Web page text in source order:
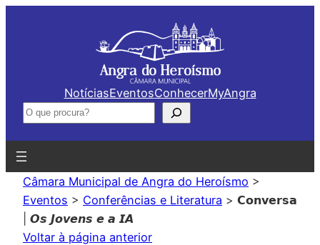
NotíciasEventosConhecerMyAngra
Pesquisar
Câmara Municipal de Angra do Heroísmo >
Eventos > Conferências e Literatura > 𝗖𝗼𝗻𝘃𝗲𝗿𝘀𝗮
| 𝙊𝙨 𝙅𝙤𝙫𝙚𝙣𝙨 𝙚 𝙖 𝙄𝘼
Voltar à página anterior